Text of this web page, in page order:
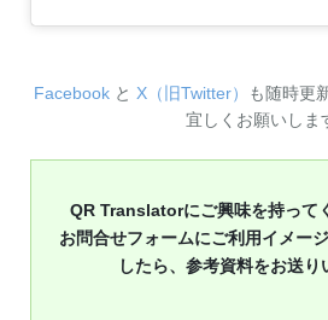
Facebook と X（旧Twitter）
も随時更
宜しくお願いしま
QR Translatorにご興味を持って
お問合せフォームにご利用イメー
したら、参考資料をお送り